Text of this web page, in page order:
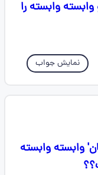
وابسته را
نمایش جواب
وابسته وابسته